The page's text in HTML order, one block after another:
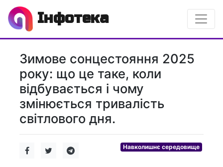
Інфотека
Зимове сонцестояння 2025
року: що це таке, коли
відбувається і чому
змінюється тривалість
світлового дня.
Навколишнє середовище